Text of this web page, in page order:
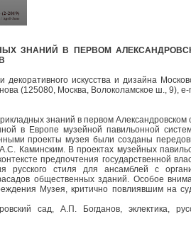
ЗНАНИЙ В ПЕРВОМ
искусства и дизайна
(125080, Москва, Волоколамское ш., 9), e-
знаний в первом Александровском
в Европе музейной павильонной
проекты музея были созданы
Каминским. В проектах музейных
предпочтения государственной
русского стиля для ансамблей с
общественных зданий. Особое
Музея, критично повлиявшим на
сад, А.П. Богданов, эклектика,